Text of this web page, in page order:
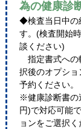
為の健康診
◆検査当日中の
す。(検査開始
談ください)
指定書式への
択後のオプシ
予約ください。
※健康診断書の
円)で対応可能
ョンをご選択く